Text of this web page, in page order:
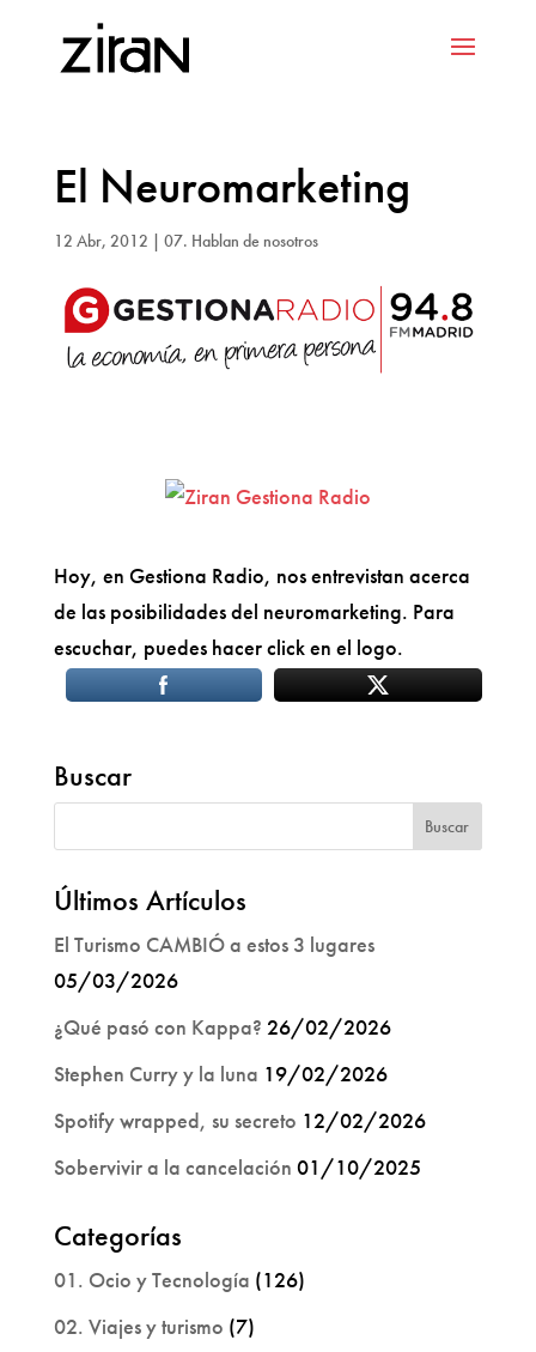
El Neuromarketing
12 Abr, 2012 | 07. Hablan de nosotros
Hoy, en Gestiona Radio, nos entrevistan acerca
de las posibilidades del neuromarketing. Para
escuchar, puedes hacer click en el logo.
Buscar
Últimos Artículos
El Turismo CAMBIÓ a estos 3 lugares
05/03/2026
¿Qué pasó con Kappa? 26/02/2026
Stephen Curry y la luna 19/02/2026
Spotify wrapped, su secreto 12/02/2026
Sobervivir a la cancelación 01/10/2025
Categorías
01. Ocio y Tecnología (126)
02. Viajes y turismo (7)